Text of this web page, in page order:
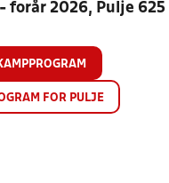
- forår 2026, Pulje 625
FOR PULJE